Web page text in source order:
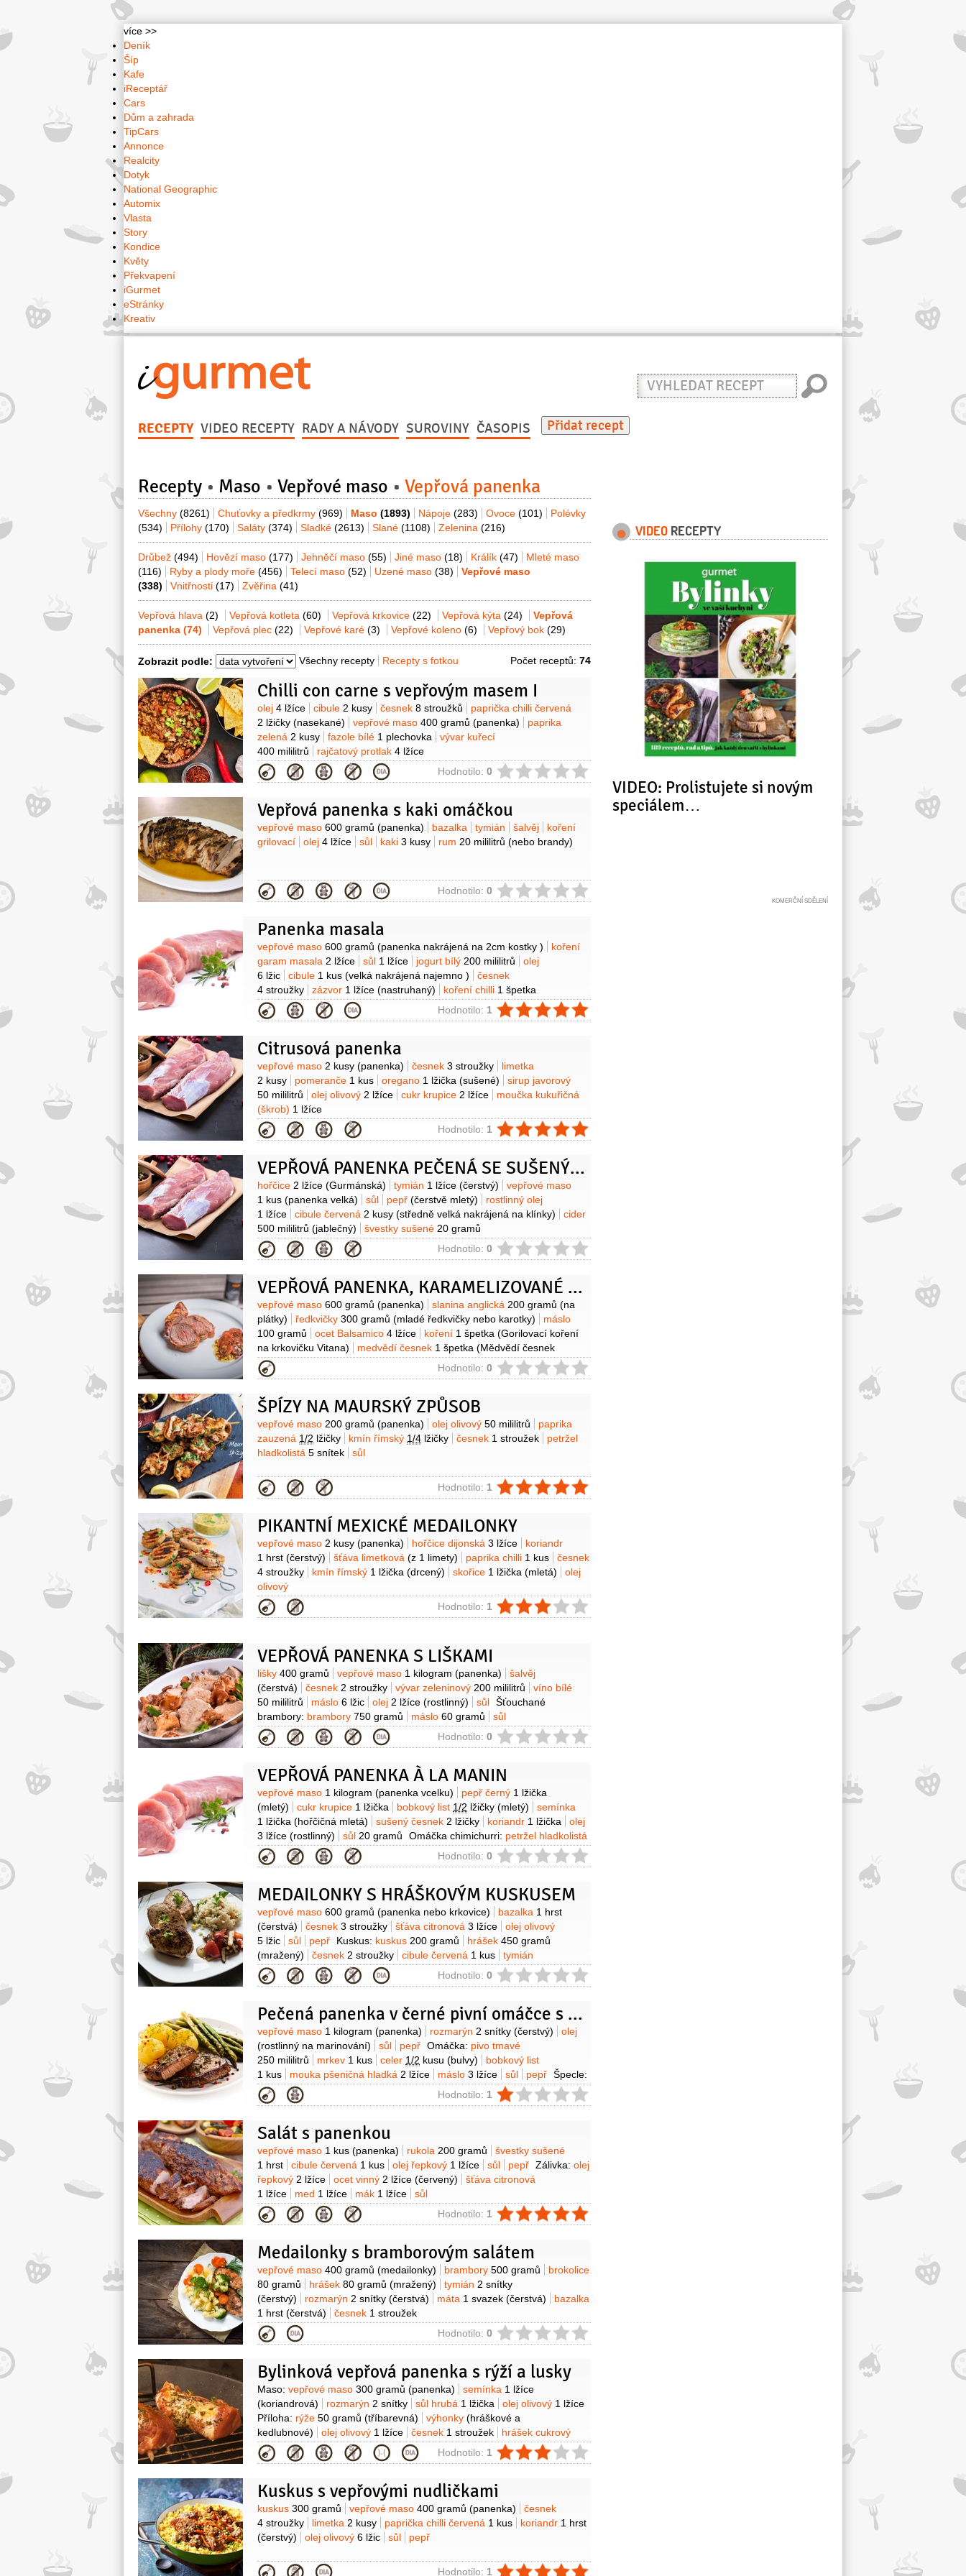
více >>
Deník
Šíp
Kafe
iReceptář
Cars
Dům a zahrada
TipCars
Annonce
Realcity
Dotyk
National Geographic
Automix
Vlasta
Story
Kondice
Květy
Překvapení
iGurmet
eStránky
Kreativ
Vyhledat
recept
RECEPTY VIDEO RECEPTY RADY A NÁVODY SUROVINY ČASOPIS Přidat recept
Recepty Maso Vepřové maso Vepřová panenka
Všechny (8261) Chuťovky a předkrmy (969) Maso (1893) Nápoje (283) Ovoce (101)
Polévky
(534)
Přílohy (170) Saláty (374) Sladké (2613) Slané (1108) Zelenina (216)
Drůbež (494) Hovězí maso (177) Jehněčí maso (55) Jiné maso (18) Králík (47)
Mleté maso
(116)
Ryby a plody moře (456) Telecí maso (52) Uzené maso (38)
Vepřové maso
(338)
Vnitřnosti (17) Zvěřina (41)
Vepřová hlava (2) Vepřová kotleta (60) Vepřová krkovice (22) Vepřová kýta (24)
Vepřová
panenka (74) Vepřová plec (22) Vepřové karé (3) Vepřové koleno (6) Vepřový bok (29)
Zobrazit podle: Všechny recepty Recepty s fotkou Počet receptů: 74
Chilli con carne s vepřovým masem I
Suroviny
olej 4 lžíce cibule 2 kusy česnek 8 stroužků
paprička chilli červená
2 lžičky (nasekané) vepřové maso 400 gramů (panenka)
paprika
zelená 2 kusy fazole bílé 1 plechovka
vývar kuřecí
400 mililitrů
rajčatový protlak 4 lžíce
Kategorie Hodnotilo: 0
Vepřová panenka s kaki omáčkou
Suroviny
vepřové maso 600 gramů (panenka) bazalka tymián šalvěj
koření
grilovací
olej 4 lžíce sůl kaki 3 kusy rum 20 mililitrů (nebo brandy)
Kategorie Hodnotilo: 0
Panenka masala
Suroviny
vepřové maso 600 gramů (panenka nakrájená na 2cm kostky )
koření
garam masala 2 lžíce sůl 1 lžíce jogurt bílý 200 mililitrů
olej
6 lžic
cibule 1 kus (velká nakrájená najemno )
česnek
4 stroužky
zázvor 1 lžíce (nastruhaný) koření chilli 1 špetka
Kategorie Hodnotilo: 1
Citrusová panenka
Suroviny
vepřové maso 2 kusy (panenka) česnek 3 stroužky
limetka
2 kusy
pomeranče 1 kus oregano 1 lžička (sušené)
sirup javorový
50 mililitrů
olej olivový 2 lžíce cukr krupice 2 lžíce
moučka kukuřičná
(škrob) 1 lžíce
Kategorie Hodnotilo: 1
VEPŘOVÁ PANENKA PEČENÁ SE SUŠENÝM OVOCEM
Suroviny
hořčice 2 lžíce (Gurmánská) tymián 1 lžíce (čerstvý)
vepřové maso
1 kus (panenka velká) sůl pepř (čerstvě mletý)
rostlinný olej
1 lžíce
cibule červená 2 kusy (středně velká nakrájená na klínky)
cider
500 mililitrů (jablečný) švestky sušené 20 gramů
Kategorie Hodnotilo: 0
VEPŘOVÁ PANENKA, KARAMELIZOVANÉ ŘEDKVIČKY
Suroviny
vepřové maso 600 gramů (panenka) slanina anglická 200 gramů (na
plátky)
ředkvičky 300 gramů (mladé ředkvičky nebo karotky)
máslo
100 gramů
ocet Balsamico 4 lžíce koření 1 špetka (Gorilovací koření
na krkovičku Vitana)
medvědí česnek 1 špetka (Mědvědí česnek
Vitana)
(Vitana mlýnek 4 pepře) sůl mořská
1 špetka
(Vitana mlýnek Mořská sůl)
Kategorie Hodnotilo: 0
ŠPÍZY NA MAURSKÝ ZPŮSOB
Suroviny
vepřové maso 200 gramů (panenka) olej olivový 50 mililitrů
paprika
zauzená 1/2 lžičky kmín římský 1/4 lžičky česnek 1 stroužek
petržel
hladkolistá 5 snítek sůl
Kategorie Hodnotilo: 1
PIKANTNÍ MEXICKÉ MEDAILONKY
Suroviny
vepřové maso 2 kusy (panenka) hořčice dijonská 3 lžíce
koriandr
1 hrst (čerstvý) šťáva limetková (z 1 limety) paprika chilli 1 kus
česnek
4 stroužky
kmín římský 1 lžička (drcený) skořice 1 lžička (mletá)
olej
olivový
Kategorie Hodnotilo: 1
VEPŘOVÁ PANENKA S LIŠKAMI
Suroviny
lišky 400 gramů vepřové maso 1 kilogram (panenka)
šalvěj
(čerstvá)
česnek 2 stroužky vývar zeleninový 200 mililitrů
víno bílé
50 mililitrů
máslo 6 lžic olej 2 lžíce (rostlinný) sůl Šťouchané
brambory: brambory 750 gramů máslo 60 gramů sůl
Kategorie Hodnotilo: 0
VEPŘOVÁ PANENKA À LA MANIN
Suroviny
vepřové maso 1 kilogram (panenka vcelku) pepř černý 1 lžička
(mletý)
cukr krupice 1 lžička bobkový list 1/2 lžičky (mletý)
semínka
1 lžička (hořčičná mletá) sušený česnek 2 lžičky koriandr 1 lžička
olej
3 lžíce (rostlinný) sůl 20 gramů Omáčka chimichurri: petržel hladkolistá
1 hrst
oregano 1 hrst (čerstvý)
cibule červená
1 kus
česnek3 stroužky hořčice dijonská1 lžička
med
Kategorie Hodnotilo: 0
MEDAILONKY S HRÁŠKOVÝM KUSKUSEM
Suroviny
vepřové maso 600 gramů (panenka nebo krkovice) bazalka 1 hrst
(čerstvá)
česnek 3 stroužky šťáva citronová 3 lžíce
olej olivový
5 lžic
sůl pepř Kuskus: kuskus 200 gramů hrášek 450 gramů
(mražený)
česnek 2 stroužky cibule červená 1 kus
tymián
4 snítky
sýr ovčí 150 gramů olej olivový 2 lžíce (+ na
zakápnutí)
sůl pepř
Kategorie Hodnotilo: 0
Pečená panenka v černé pivní omáčce s máslovými špeclemi
Suroviny
vepřové maso 1 kilogram (panenka) rozmarýn 2 snítky (čerstvý)
olej
(rostlinný na marinování)
sůl pepř Omáčka: pivo tmavé
250 mililitrů
mrkev 1 kus celer 1/2 kusu (bulvy)
bobkový list
1 kus
mouka pšeničná hladká 2 lžíce máslo 3 lžíce sůl pepř Špecle:
mouka pšeničná polohrubá
voda perlivá160 mililitrů
vejce
1 kus
máslo2 lžíce sůl Fazole: fazole200 gramů (zelené)
slanina
Kategorie Hodnotilo: 1
Salát s panenkou
Suroviny
vepřové maso 1 kus (panenka) rukola 200 gramů
švestky sušené
1 hrst
cibule červená 1 kus olej řepkový 1 lžíce sůl pepř Zálivka: olej
řepkový 2 lžíce ocet vinný 2 lžíce (červený)
šťáva citronová
1 lžíce
med 1 lžíce mák 1 lžíce sůl
Kategorie Hodnotilo: 1
Medailonky s bramborovým salátem
Suroviny
vepřové maso 400 gramů (medailonky) brambory 500 gramů
brokolice
80 gramů
hrášek 80 gramů (mražený) tymián 2 snítky
(čerstvý)
rozmarýn 2 snítky (čerstvá) máta 1 svazek (čerstvá)
bazalka
1 hrst (čerstvá) česnek 1 stroužek
Kategorie Hodnotilo: 0
Bylinková vepřová panenka s rýží a lusky
Suroviny
Maso: vepřové maso 300 gramů (panenka) semínka 1 lžíce
(koriandrová)
rozmarýn 2 snítky sůl hrubá 1 lžička olej olivový 1 lžíce
Příloha: rýže 50 gramů (tříbarevná) výhonky (hráškové a
kedlubnové)
olej olivový 1 lžíce česnek 1 stroužek
hrášek cukrový
1 hrst
Kategorie Hodnotilo: 1
Kuskus s vepřovými nudličkami
Suroviny
kuskus 300 gramů vepřové maso 400 gramů (panenka)
česnek
4 stroužky
limetka 2 kusy paprička chilli červená 1 kus koriandr 1 hrst
(čerstvý)
olej olivový 6 lžic sůl pepř
Hodnotilo: 1
VIDEO RECEPTY
VIDEO: Prolistujete si novým
speciálem…